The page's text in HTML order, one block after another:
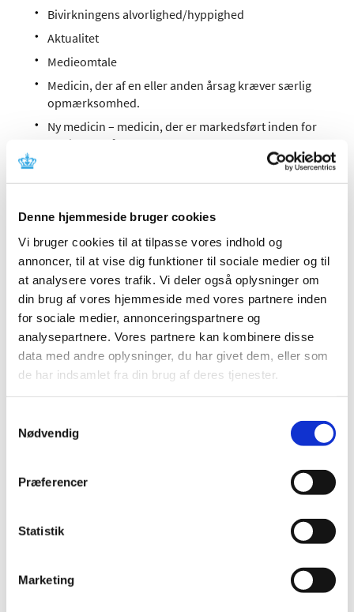
Denne hjemmeside bruger cookies
Vi bruger cookies til at tilpasse vores indhold og
annoncer, til at vise dig funktioner til sociale medier og til
at analysere vores trafik. Vi deler også oplysninger om
din brug af vores hjemmeside med vores partnere inden
for sociale medier, annonceringspartnere og
analysepartnere. Vores partnere kan kombinere disse
data med andre oplysninger, du har givet dem, eller som
de har indsamlet fra din brug af deres tjenester.
Nødvendig
Præferencer
Statistik
Marketing
Bivirkningens alvorlighed/hyppighed
Aktualitet
Medieomtale
Medicin, der af en eller anden årsag kræver særlig
opmærksomhed.
Ny medicin – medicin, der er markedsført inden for
de sidste to år, som hører under reglerne om
sundhedsprofessionelle, men kan være relevant for alle,
medicinalindustrien eller i detailindustrien) eller andre,
der gerne vil have de seneste opdateringer om
bivirkninger ved medicin/sikkerhedsopdateringer af
medicin.
Begrænsninger af brugen af cyproteron
grundet risiko for udvikling af meningiomer
afsluttet en evaluering (referral) af cyproteron og
Alle (281)
2026 (3)
2024 (4)